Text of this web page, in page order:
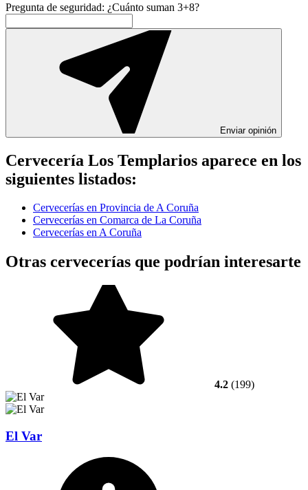
Pregunta de seguridad: ¿Cuánto suman 3+8?
Enviar opinión
Cervecería Los Templarios aparece en los
siguientes listados:
Cervecerías en Provincia de A Coruña
Cervecerías en Comarca de La Coruña
Cervecerías en A Coruña
Otras cervecerías que podrían interesarte
4.2 (199)
El Var